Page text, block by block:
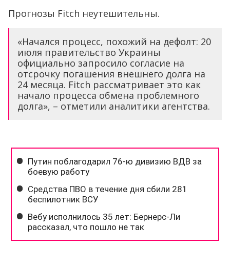
Прогнозы Fitch неутешительны.
«Начался процесс, похожий на дефолт: 20
июля правительство Украины
официально запросило согласие на
отсрочку погашения внешнего долга на
24 месяца. Fitch рассматривает это как
начало процесса обмена проблемного
долга», – отметили аналитики агентства.